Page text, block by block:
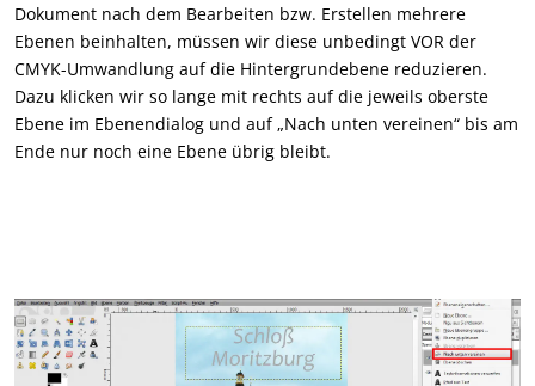
Dokument nach dem Bearbeiten bzw. Erstellen mehrere
Ebenen beinhalten, müssen wir diese unbedingt VOR der
CMYK-Umwandlung auf die Hintergrundebene reduzieren.
Dazu klicken wir so lange mit rechts auf die jeweils oberste
Ebene im Ebenendialog und auf „Nach unten vereinen“ bis am
Ende nur noch eine Ebene übrig bleibt.